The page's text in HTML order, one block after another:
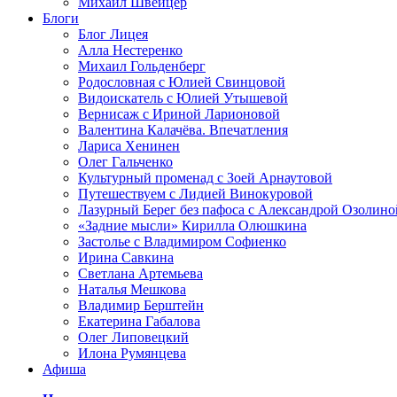
Блоги
Блог Лицея
Алла Нестеренко
Михаил Гольденберг
Родословная с Юлией Свинцовой
Видоискатель с Юлией Утышевой
Вернисаж с Ириной Ларионовой
Валентина Калачёва. Впечатления
Лариса Хенинен
Олег Гальченко
Культурный променад с Зоей Арнаутовой
Путешествуем с Лидией Винокуровой
Лазурный Берег без пафоса с Александрой
«Задние мысли» Кирилла Олюшкина
Застолье с Владимиром Софиенко
Ирина Савкина
Светлана Артемьева
Наталья Мешкова
Владимир Берштейн
Екатерина Габалова
Олег Липовецкий
Илона Румянцева
Афиша